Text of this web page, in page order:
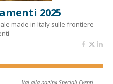
2025
made in Italy sulle frontiere
Vai alla pagina Speciali Eventi